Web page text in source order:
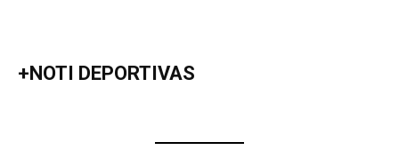
+NOTI DEPORTIVAS